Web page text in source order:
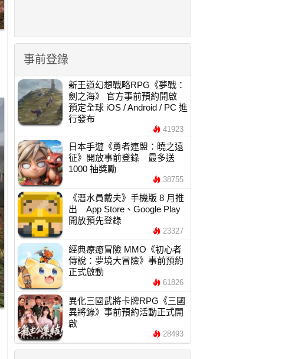
事前登錄
新王道幻想戰略RPG《夢戰：
劍之海》 官方事前預約開啟
預定全球 iOS / Android / PC 進
行發布
41923
日本手遊《勇者連盟：曉之遠
征》開放事前登錄 最多送
1000 抽獎勵
38755
《潛水員戴夫》手機版 8 月推
出 App Store、Google Play
開放預先登錄
23327
經典療癒冒險 MMO《初心者
傳說：夢境大冒險》事前預約
正式啟動
61826
異化三國武將卡牌RPG《三國
異將錄》事前預約活動正式開
啟
28493